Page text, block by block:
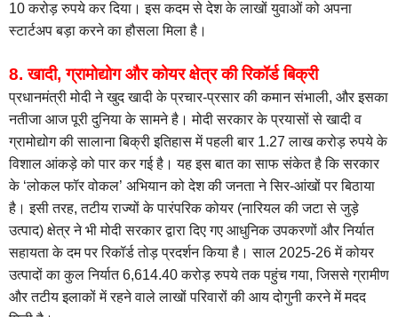
10 करोड़ रुपये कर दिया। इस कदम से देश के लाखों युवाओं को अपना
स्टार्टअप बड़ा करने का हौसला मिला है।
8. खादी, ग्रामोद्योग और कोयर क्षेत्र की रिकॉर्ड बिक्री
प्रधानमंत्री मोदी ने खुद खादी के प्रचार-प्रसार की कमान संभाली, और इसका
नतीजा आज पूरी दुनिया के सामने है। मोदी सरकार के प्रयासों से खादी व
ग्रामोद्योग की सालाना बिक्री इतिहास में पहली बार 1.27 लाख करोड़ रुपये के
विशाल आंकड़े को पार कर गई है। यह इस बात का साफ संकेत है कि सरकार
के ‘लोकल फॉर वोकल’ अभियान को देश की जनता ने सिर-आंखों पर बिठाया
है। इसी तरह, तटीय राज्यों के पारंपरिक कोयर (नारियल की जटा से जुड़े
उत्पाद) क्षेत्र ने भी मोदी सरकार द्वारा दिए गए आधुनिक उपकरणों और निर्यात
सहायता के दम पर रिकॉर्ड तोड़ प्रदर्शन किया है। साल 2025-26 में कोयर
उत्पादों का कुल निर्यात 6,614.40 करोड़ रुपये तक पहुंच गया, जिससे ग्रामीण
और तटीय इलाकों में रहने वाले लाखों परिवारों की आय दोगुनी करने में मदद